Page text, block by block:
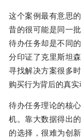
这个案例最有意思
昔的很可能是同一
待办任务却是不同
分印证了克里斯坦
寻找解决方案很多
购买行为背后的真实
待办任务理论的核
机。靠大数据得出
的选择，很难为创